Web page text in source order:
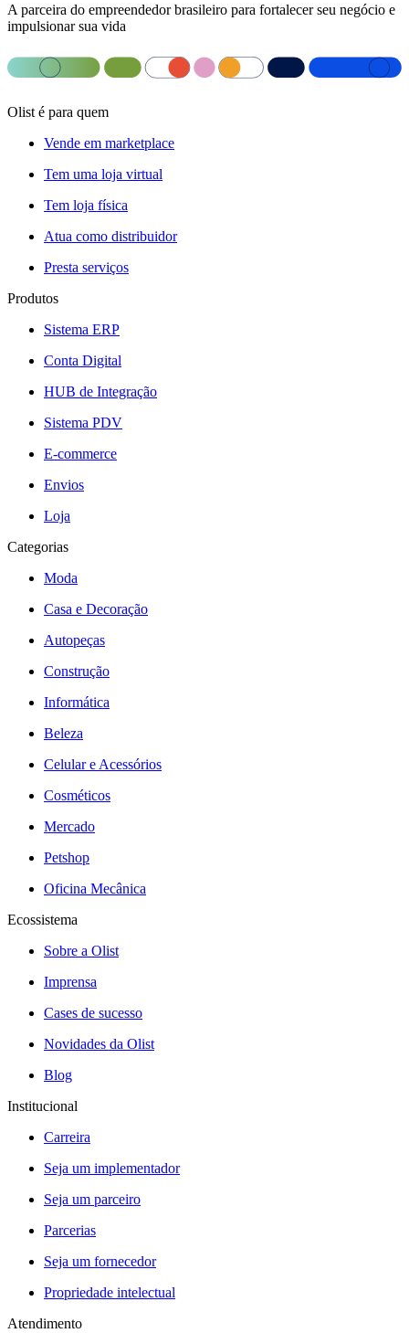
A parceira do empreendedor brasileiro para fortalecer seu negócio e
impulsionar sua vida
Olist é para quem
Vende em marketplace
Tem uma loja virtual
Tem loja física
Atua como distribuidor
Presta serviços
Produtos
Sistema ERP
Conta Digital
HUB de Integração
Sistema PDV
E-commerce
Envios
Loja
Categorias
Moda
Casa e Decoração
Autopeças
Construção
Informática
Beleza
Celular e Acessórios
Cosméticos
Mercado
Petshop
Oficina Mecânica
Ecossistema
Sobre a Olist
Imprensa
Cases de sucesso
Novidades da Olist
Blog
Institucional
Carreira
Seja um implementador
Seja um parceiro
Parcerias
Seja um fornecedor
Propriedade intelectual
Atendimento